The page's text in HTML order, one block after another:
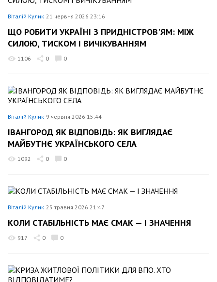
Віталій Кулик 21 червня 2026 23:16
ЩО РОБИТИ УКРАЇНІ З ПРИДНІСТРОВ'ЯМ: МІЖ
СИЛОЮ, ТИСКОМ І ВИЧІКУВАННЯМ
1106 0 0
Віталій Кулик 9 червня 2026 15:44
ІВАНГОРОД ЯК ВІДПОВІДЬ: ЯК ВИГЛЯДАЄ
МАЙБУТНЄ УКРАЇНСЬКОГО СЕЛА
1092 0 0
Віталій Кулик 25 травня 2026 21:47
КОЛИ СТАБІЛЬНІСТЬ МАЄ СМАК — І ЗНАЧЕННЯ
917 0 0